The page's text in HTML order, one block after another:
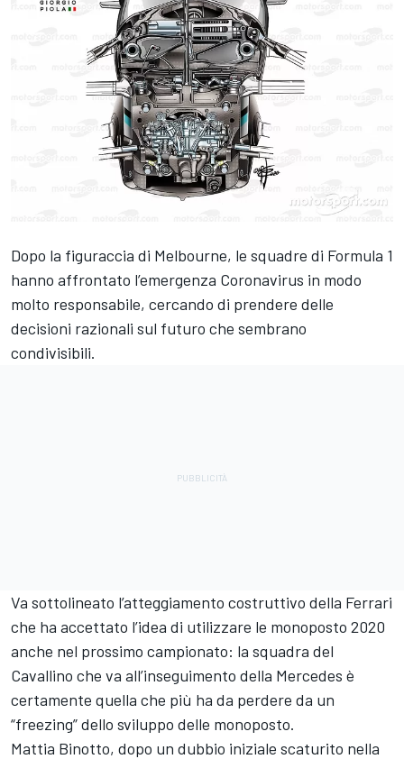
Dopo la figuraccia di Melbourne, le squadre di Formula 1
hanno affrontato l’emergenza Coronavirus in modo
molto responsabile, cercando di prendere delle
decisioni razionali sul futuro che sembrano
condivisibili.
Va sottolineato l’atteggiamento costruttivo della Ferrari
che ha accettato l’idea di utilizzare le monoposto 2020
anche nel prossimo campionato: la squadra del
Cavallino che va all’inseguimento della Mercedes è
certamente quella che più ha da perdere da un
“freezing” dello sviluppo delle monoposto.
Mattia Binotto, dopo un dubbio iniziale scaturito nella